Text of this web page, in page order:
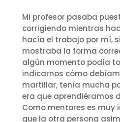
Mi profesor pasaba
corrigiendo mientras
hacía el trabajo por mí,
mostraba la forma
algún momento podía
indicarnos cómo
martillar, tenía mucha
era que aprendiéramos
Como mentores es muy
que la otra persona